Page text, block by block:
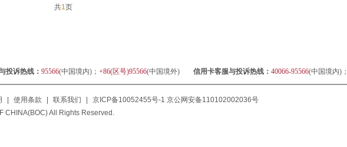
共1页
投诉热线： 95566(中国境内)； +86(区号)95566(中国境外) 信用卡客服与投诉热线： 40066-95566(中国境内)；
使用条款 联系我们 京ICP备10052455号-1 京公网安备110102002036号
CHINA(BOC) All Rights Reserved.